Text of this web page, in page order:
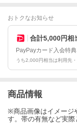
おトクなお知らせ
合計5,000円相
PayPayカード入会特
うち2,000円相当は利用先
商品情報
※商品画像はイメージ
す。帯の有無など実際